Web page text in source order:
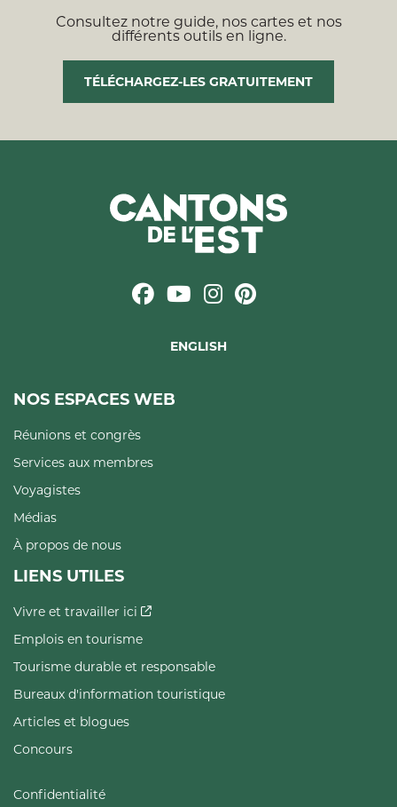
Consultez notre guide, nos cartes et nos
différents outils en ligne.
TÉLÉCHARGEZ-LES GRATUITEMENT
ENGLISH
NOS ESPACES WEB
Réunions et congrès
Services aux membres
Voyagistes
Médias
À propos de nous
LIENS UTILES
Vivre et travailler ici
Emplois en tourisme
Tourisme durable et responsable
Bureaux d'information touristique
Articles et blogues
Concours
Confidentialité